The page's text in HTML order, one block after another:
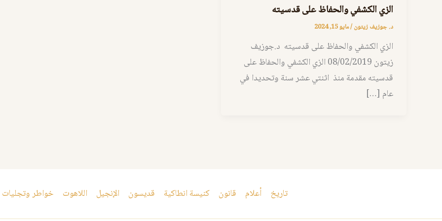
الزي الكشفي والحفاظ على قدسيته
د. جوزيف زيتون/مايو 15, 2024
الزي الكشفي والحفاظ على قدسيته د.جوزيف
زيتون 08/02/2019 الزي الكشفي والحفاظ على
قدسيته مقدمة منذ اثنتي عشر سنة وتحديدا في
عام […]
تاريخ أعلام قانون كنيسة انطاكية قديسون الإنجيل اللاهوت خواطر وتجليات